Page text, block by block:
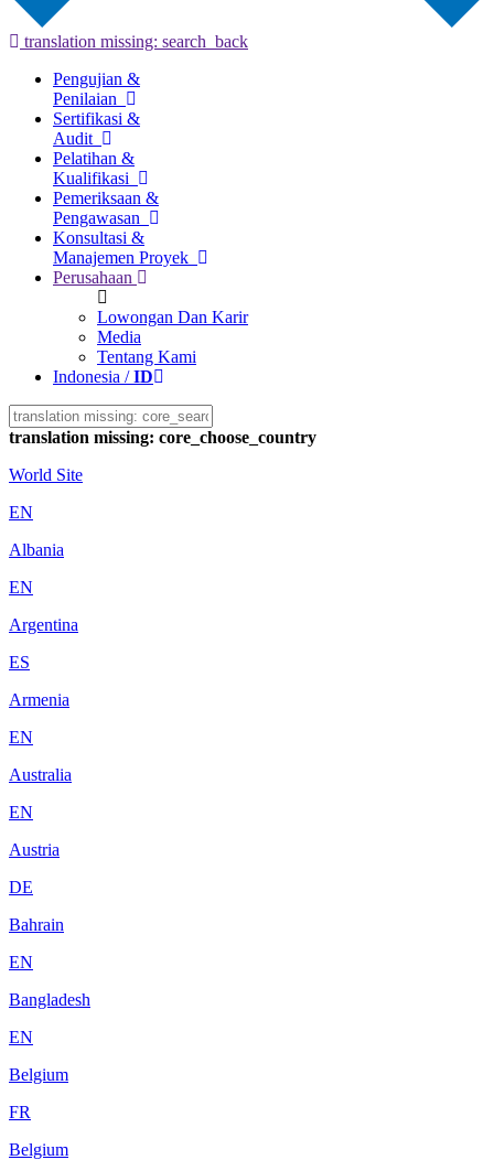
translation missing: search_back
Pengujian &
Penilaian
Sertifikasi &
Audit
Pelatihan &
Kualifikasi
Pemeriksaan &
Pengawasan
Konsultasi &
Manajemen Proyek
Perusahaan
Lowongan Dan Karir
Media
Tentang Kami
Indonesia /ID
translation missing: core_choose_country
World Site
EN
Albania
EN
Argentina
ES
Armenia
EN
Australia
EN
Austria
DE
Bahrain
EN
Bangladesh
EN
Belgium
FR
Belgium